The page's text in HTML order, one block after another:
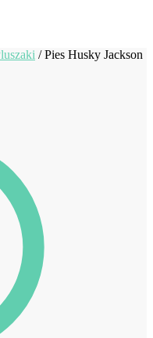
/Pies Husky Jackson